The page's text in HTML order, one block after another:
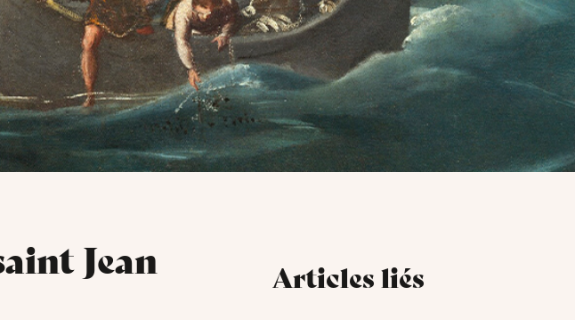
Jean
Articles liés